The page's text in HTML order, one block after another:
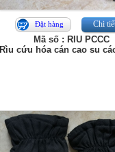
Đặt hàng Chi
Mã số : RIU PCCC
Rìu cứu hóa cán cao su